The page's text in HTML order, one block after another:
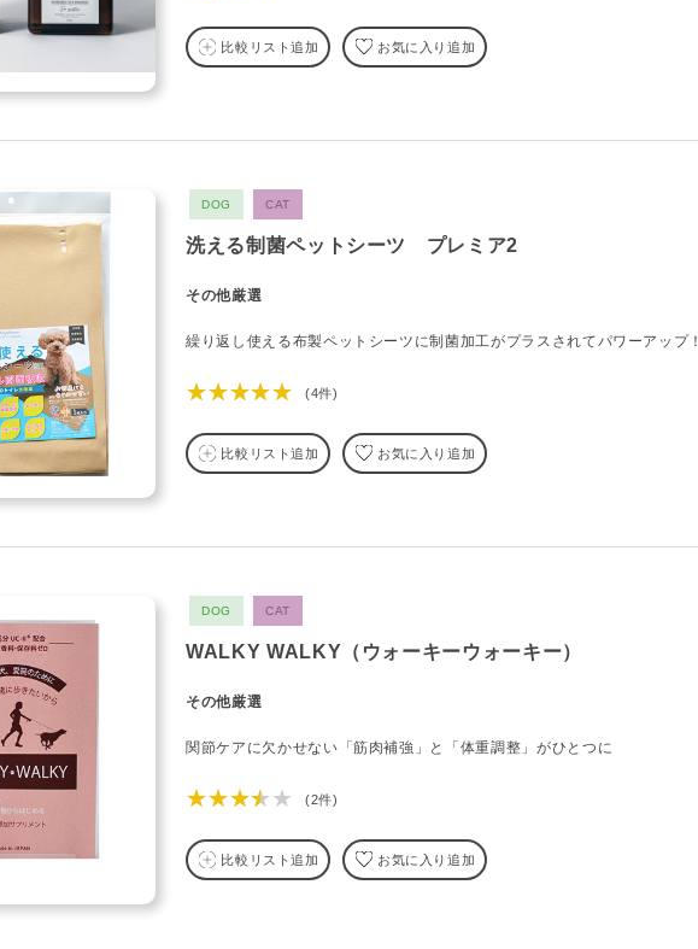
比較リスト追加 お気に入り追加
DOG CAT
洗える制菌ペットシーツ プレミア2
その他厳選
繰り返し使える布製ペットシーツに制菌加工がプラスされてパワーアップ！
★★★★★ (4件)
比較リスト追加 お気に入り追加
DOG CAT
WALKY WALKY（ウォーキーウォーキー）
その他厳選
関節ケアに欠かせない「筋肉補強」と「体重調整」がひとつに
★★★★★ (2件)
比較リスト追加 お気に入り追加